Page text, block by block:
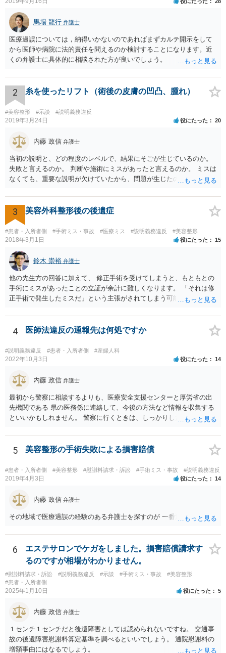
馬場 龍行 弁護士
医療過誤については，納得いかないのであればまずカルテ開示をして
から医師や病院に法的責任を問えるのか検討することになります。近
くの弁護士に具体的に相談された方が良いでしょう。
2 糸を使ったリフト（術後の皮膚の凹凸、腫れ）
#美容整形 #示談 #説明義務違反
2019年3月24日 役にたった 20
内藤 政信 弁護士
当初の説明と、どの程度のレベルで、結果にそごが生じているのか。
失敗と言えるのか。 判断や施術にミスがあったと言えるのか。 ミスは
なくても、重要な説明が欠けていたから、問題が生じたのか。 美容整
3 美容外科整形後の後遺症
#患者・入所者側 #手術ミス・事故 #医療ミス #説明義務違反 #美容整形
2018年3月1日 役にたった 15
鈴木 崇裕 弁護士
他の先生方の回答に加えて、 修正手術を受けてしまうと、もともとの
手術にミスがあったことの立証が余計に難しくなります。 「それは修
正手術で発生したミスだ」という主張がされてしまう可能性があるか
検討なさっているのであれば、修正手術を受けるまえに弁護士に相談
して対応を決めることを強くお勧めいたします。
4 医師法違反の通報先は何処ですか
#説明義務違反 #患者・入所者側 #産婦人科
2022年10月3日 役にたった 14
内藤 政信 弁護士
最初から警察に相談するよりも、医療安全支援センターと厚労省の出
先機関である 県の医務係に連絡して、今後の方法など情報を収集する
といいかもしれません。 警察に行くときは、しっかりした被害届ある
5 美容整形の手術失敗による損害賠償
#患者・入所者側 #美容整形 #慰謝料請求・訴訟 #手術ミス・事故 #説明義務違反
2019年4月3日 役にたった 14
内藤 政信 弁護士
その地域で医療過誤の経験のある弁護士を探すのが 一番近道だね。
6
エステサロンでケガをしました。損害賠償請求す
るのですが相場がわかりません。
#慰謝料請求・訴訟 #説明義務違反 #示談 #手術ミス・事故
#美容整形
#患者・入所者側
2025年1月10日 役にたった 5
内藤 政信 弁護士
１センチ１センチだと後遺障害としては認められないですね。 交通事
故の後遺障害慰謝料算定基準を調べるといいでしょう。 通院慰謝料の
増額事由にはなるでしょう。